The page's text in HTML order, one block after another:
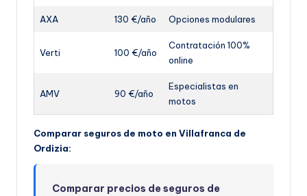
AXA 130 €/año Opciones modulares
Verti 100 €/año
Contratación 100%
online
AMV 90 €/año
Especialistas en
motos
Comparar seguros de moto en Villafranca de
Ordizia:
Comparar precios de seguros de